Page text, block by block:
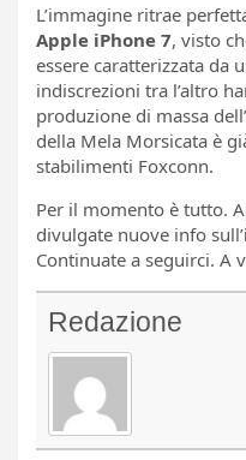
L’immagine ritrae
Apple iPhone 7, visto
essere caratterizzata da
indiscrezioni tra l’altro
produzione di massa
della Mela Morsicata è
stabilimenti Foxconn.
Per il momento è tutto.
divulgate nuove info sull’
Continuate a seguirci. A
Redazione